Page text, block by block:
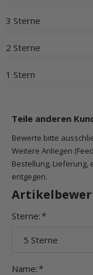
3 Sterne
2 Sterne
1 Stern
Teile anderen
Bewerte bitte
Weitere Anliegen
Bestellung, Lieferung,
entgegen.
Sterne: *
Name: *